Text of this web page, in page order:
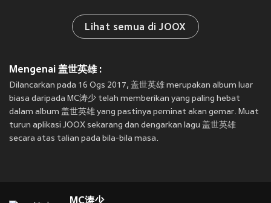
Lihat semua di JOOX
Mengenai 盖世英雄 :
Dilancarkan pada 16 Ogs 2017, 盖世英雄 merupakan album luar
biasa daripada MC涛少 telah memberikan yang paling hebat
dalam album 盖世英雄 yang pastinya peminat akan gemar. Muat
turun aplikasi JOOX sekarang dan dengarkan lagu 盖世英雄
secara atas talian pada bila-bila masa.
MC涛少